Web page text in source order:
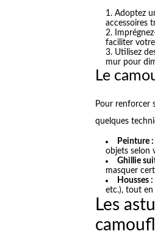
Adoptez
accessoires
faciliter
Utilisez
mur pour
Le
Pour renforcer
quelques
Peinture :
objets selon
Ghillie
masquer
Housses :
etc.), tout
Les